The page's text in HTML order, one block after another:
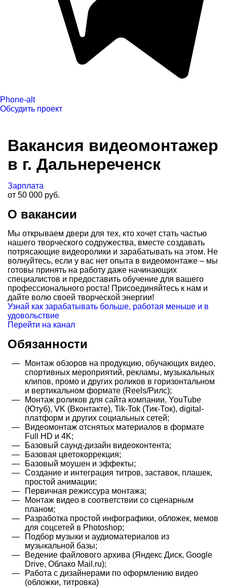
Phone-alt
Обсудить проект
Вакансия видеомонтажер
в г. Дальнереченск
Зарплата
от 50 000 руб.
О вакансии
Мы открываем двери для тех, кто хочет стать частью
нашего творческого содружества, вместе создавать
потрясающие видеоролики и зарабатывать на этом. Не
волнуйтесь, если у вас нет опыта в видеомонтаже – мы
готовы принять на работу даже начинающих
специалистов и предоставить обучение для вашего
профессионального роста! Присоединяйтесь к нам и
дайте волю своей творческой энергии!
Узнай как зарабатывать больше, работая меньше и в
удовольствие
Перейти на канал
Обязанности
Монтаж обзоров на продукцию, обучающих видео,
спортивных мероприятий, рекламы, музыкальных
клипов, промо и других роликов в горизонтальном
и вертикальном формате (Reels/Рилс);
Монтаж роликов для сайта компании, YouTube
(Ютуб), VK (Вконтакте), Tik-Tok (Тик-Ток), digital-
платформ и других социальных сетей;
Видеомонтаж отснятых материалов в формате
Full HD и 4K;
Базовый саунд-дизайн видеоконтента;
Базовая цветокоррекция;
Базовый моушен и эффекты;
Создание и интеграция титров, заставок, плашек,
простой анимации;
Первичная режиссура монтажа;
Монтаж видео в соответствии со сценарным
планом;
Разработка простой инфографики, обложек, мемов
для соцсетей в Photoshop;
Подбор музыки и аудиоматериалов из
музыкальной базы;
Ведение файлового архива (Яндекс Диск, Google
Drive, Облако Mail.ru);
Работа с дизайнерами по оформлению видео
(обложки, титровка)